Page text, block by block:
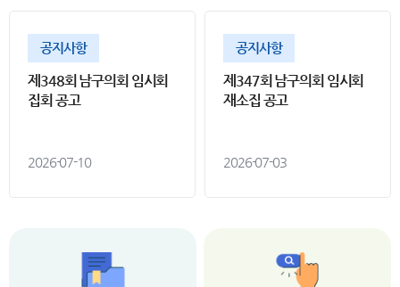
공지사항
제348회 남구의회 임시회
집회 공고
2026-07-10
공지사항
제347회 남구의회 임시회
재소집 공고
2026-07-03